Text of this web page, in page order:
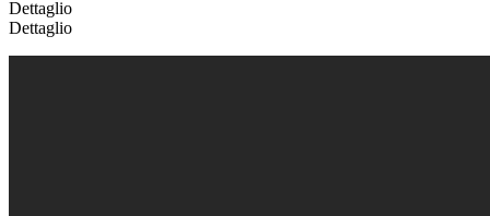
Dettaglio
Dettaglio